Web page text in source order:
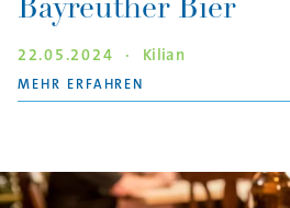
Bayreuther Bier
22.05.2024 · Kilian
MEHR ERFAHREN